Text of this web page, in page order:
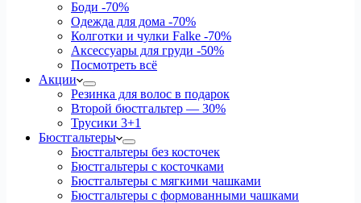
Боди -70%
Одежда для дома -70%
Колготки и чулки Falke -70%
Аксессуары для груди -50%
Посмотреть всё
Акции
Резинка для волос в подарок
Второй бюстгальтер — 30%
Трусики 3+1
Бюстгальтеры
Бюстгальтеры без косточек
Бюстгальтеры с косточками
Бюстгальтеры с мягкими чашками
Бюстгальтеры с формованными чашками